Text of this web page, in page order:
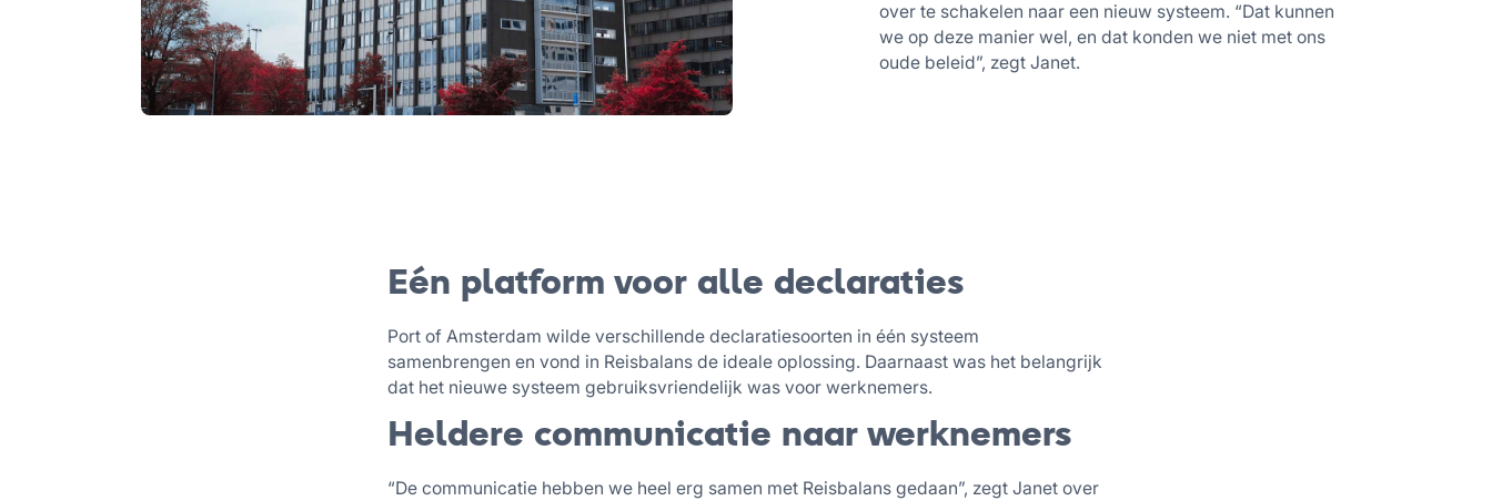
over te schakelen naar een nieuw systeem. “Dat kunnen
we op deze manier wel, en dat konden we niet met ons
oude beleid”, zegt Janet.
Eén platform voor alle declaraties
Port of Amsterdam wilde verschillende declaratiesoorten in één systeem
samenbrengen en vond in Reisbalans de ideale oplossing. Daarnaast was het belangrijk
dat het nieuwe systeem gebruiksvriendelijk was voor werknemers.
Heldere communicatie naar werknemers
“De communicatie hebben we heel erg samen met Reisbalans gedaan”, zegt Janet over